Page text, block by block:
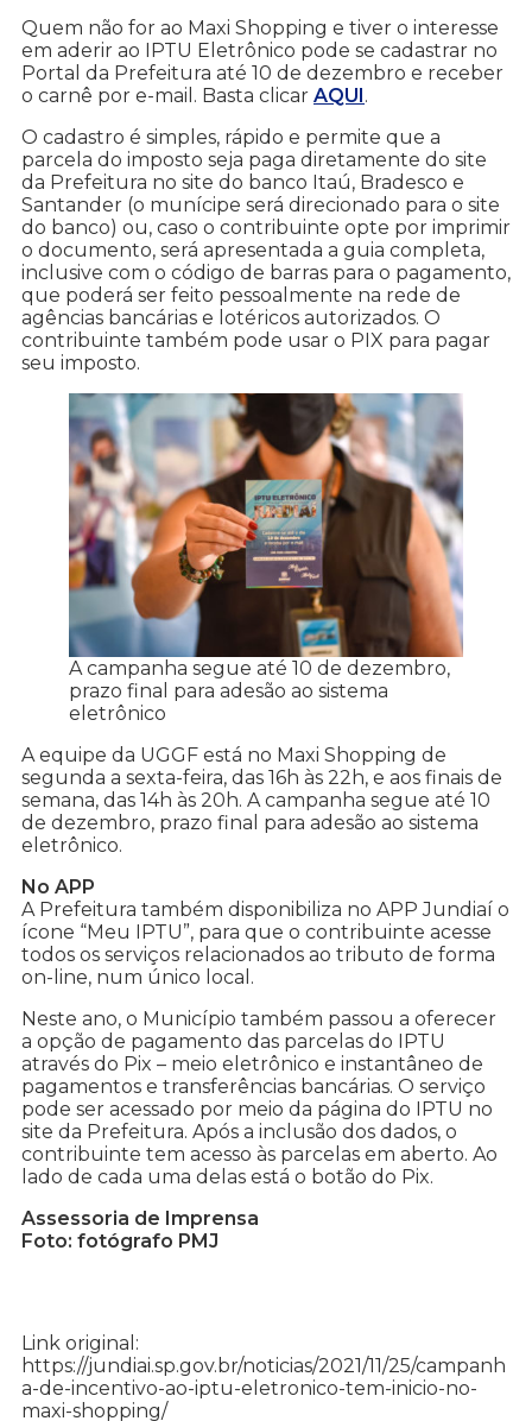
Quem não for ao Maxi Shopping e tiver o interesse
em aderir ao IPTU Eletrônico pode se cadastrar no
Portal da Prefeitura até 10 de dezembro e receber
o carnê por e-mail. Basta clicar AQUI .
O cadastro é simples, rápido e permite que a
parcela do imposto seja paga diretamente do site
da Prefeitura no site do banco Itaú, Bradesco e
Santander (o munícipe será direcionado para o site
do banco) ou, caso o contribuinte opte por imprimir
o documento, será apresentada a guia completa,
inclusive com o código de barras para o pagamento,
que poderá ser feito pessoalmente na rede de
agências bancárias e lotéricos autorizados. O
contribuinte também pode usar o PIX para pagar
seu imposto.
A campanha segue até 10 de dezembro,
prazo final para adesão ao sistema
eletrônico
A equipe da UGGF está no Maxi Shopping de
segunda a sexta-feira, das 16h às 22h, e aos finais de
semana, das 14h às 20h. A campanha segue até 10
de dezembro, prazo final para adesão ao sistema
eletrônico.
No APP
A Prefeitura também disponibiliza no APP Jundiaí o
ícone “Meu IPTU”, para que o contribuinte acesse
todos os serviços relacionados ao tributo de forma
on-line, num único local.
Neste ano, o Município também passou a oferecer
a opção de pagamento das parcelas do IPTU
através do Pix – meio eletrônico e instantâneo de
pagamentos e transferências bancárias. O serviço
pode ser acessado por meio da página do IPTU no
site da Prefeitura. Após a inclusão dos dados, o
contribuinte tem acesso às parcelas em aberto. Ao
lado de cada uma delas está o botão do Pix.
Assessoria de Imprensa
Foto: fotógrafo PMJ
Link original:
https://jundiai.sp.gov.br/noticias/2021/11/25/campanh
a-de-incentivo-ao-iptu-eletronico-tem-inicio-no-
maxi-shopping/